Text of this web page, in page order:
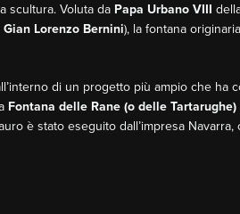
scultura. Voluta da Papa Urbano VIII
Gian Lorenzo Bernini), la fontana
di un progetto più ampio che ha
Fontana delle Rane (o delle Tartarughe)
è stato eseguito dall’impresa Navarra,